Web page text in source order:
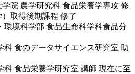
院 農学研究科 食品栄養学専攻 修
取得後期課程 修了
境科学部 食品生命科学科食品分
食のデータサイエンス研究室 助
食品栄養学研究室 講師 現在に至